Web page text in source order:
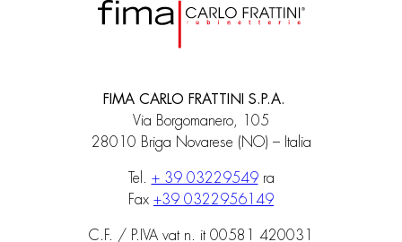
FIMA CARLO FRATTINI S.P.A.
Via Borgomanero, 105
28010 Briga Novarese (NO) – Italia
Tel. + 39 03229549ra
Fax +39 0322956149
C.F. / P.IVA vat n. it 00581 420031